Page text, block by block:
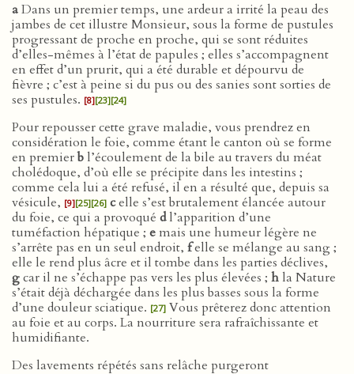
aDans un premier temps, une ardeur a irrité la peau des
jambes de cet illustre Monsieur, sous la forme de pustules
progressant de proche en proche, qui se sont réduites
d’elles-mêmes à l’état de papules ; elles s’accompagnent
en effet d’un prurit, qui a été durable et dépourvu de
fièvre ; c’est à peine si du pus ou des sanies sont sorties de
ses pustules. [8][23][24]
Pour repousser cette grave maladie, vous prendrez en
considération le foie, comme étant le canton où se forme
en premierbl’écoulement de la bile au travers du méat
cholédoque, d’où elle se précipite dans les intestins ;
comme cela lui a été refusé, il en a résulté que, depuis sa
vésicule, [9][25][26] celle s’est brutalement élancée autour
du foie, ce qui a provoqué dl’apparition d’une
tuméfaction hépatique ; emais une humeur légère ne
s’arrête pas en un seul endroit, felle se mélange au sang ;
elle le rend plus âcre et il tombe dans les parties déclives,
gcar il ne s’échappe pas vers les plus élevées ; hla Nature
s’était déjà déchargée dans les plus basses sous la forme
d’une douleur sciatique. [27] Vous prêterez donc attention
au foie et au corps. La nourriture sera rafraîchissante et
humidifiante.
Des lavements répétés sans relâche purgeront